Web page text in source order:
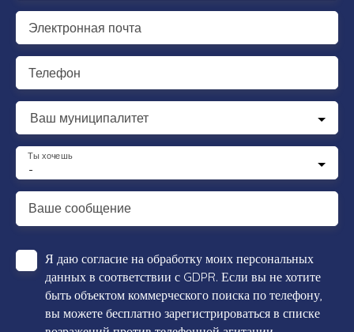
Электронная почта
Телефон
Ваш муниципалитет
-
Ты хочешь
Ваше сообщение
Я даю согласие на обработку моих персональных
данных в соответствии с GDPR. Если вы не хотите
быть объектом коммерческого поиска по телефону,
вы можете бесплатно зарегистрироваться в списке